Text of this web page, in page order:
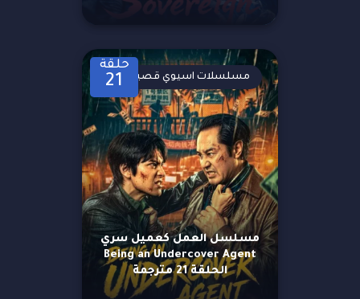
حلقة
21
مسلسل العمل كعميل سري
Being an Undercover Agent
الحلقة 21 مترجمة
مسلسلات اسيوي قصيرة